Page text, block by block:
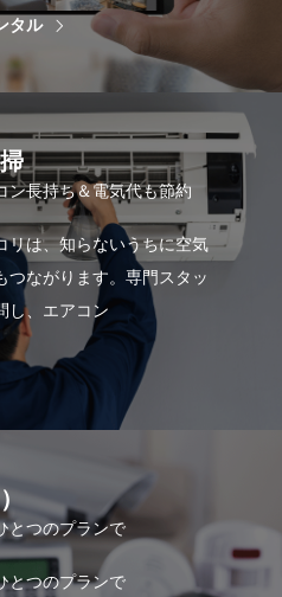
タル
ン長持ち＆電気代も節約
リは、知らないうちに空気
つながります。専門スタッ
し、エアコン
とつのプランで
とつのプランで